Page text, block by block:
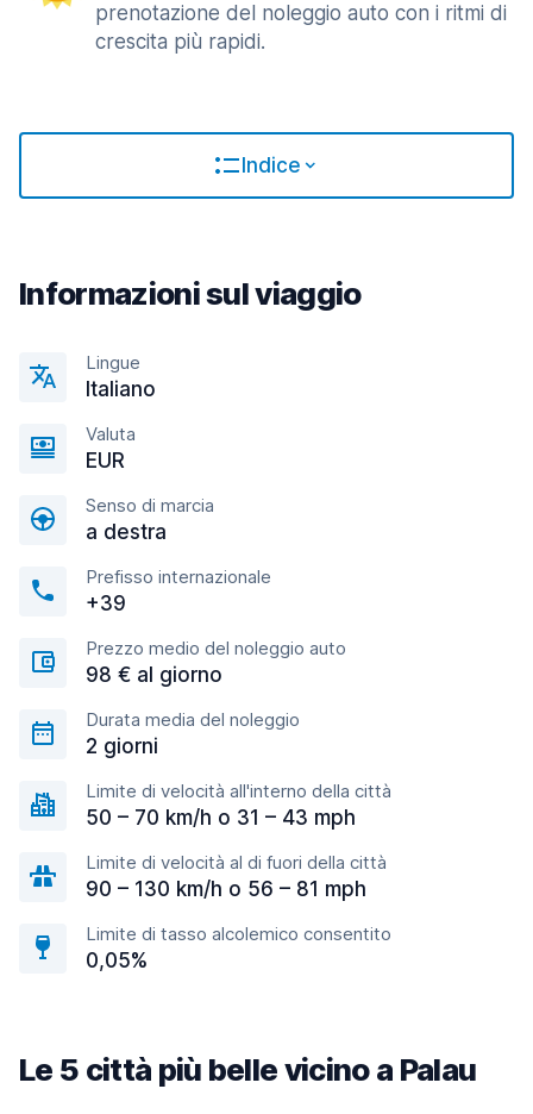
prenotazione del noleggio auto con i ritmi di
crescita più rapidi.
Indice
Informazioni sul viaggio
Lingue
Italiano
Valuta
EUR
Senso di marcia
a destra
Prefisso internazionale
+39
Prezzo medio del noleggio auto
98 € al giorno
Durata media del noleggio
2 giorni
Limite di velocità all'interno della città
50 – 70 km/h o 31 – 43 mph
Limite di velocità al di fuori della città
90 – 130 km/h o 56 – 81 mph
Limite di tasso alcolemico consentito
0,05%
Le 5 città più belle vicino a Palau